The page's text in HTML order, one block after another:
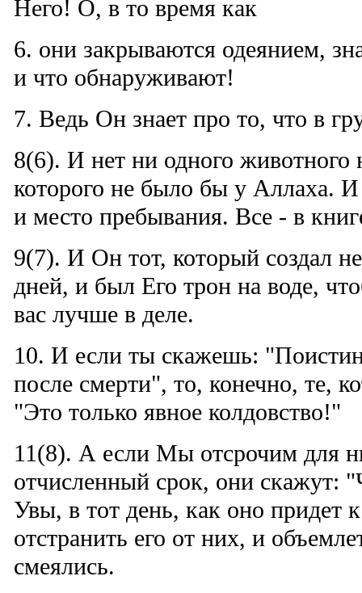
Него! О, в то время как
6. они закрываются одеянием,
и что обнаруживают!
7. Ведь Он знает про то, что в
8(6). И нет ни одного животного
которого не было бы у Аллаха. И
и место пребывания. Все - в
9(7). И Он тот, который создал
дней, и был Его трон на воде,
вас лучше в деле.
10. И если ты скажешь:
после смерти", то, конечно, те,
"Это только явное колдовство!"
11(8). А если Мы отсрочим для
отчисленный срок, они скажут:
Увы, в тот день, как оно придет
отстранить его от них, и
смеялись.